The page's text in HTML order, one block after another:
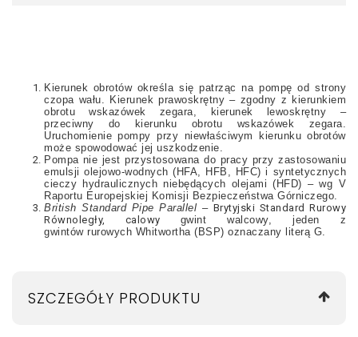
Kierunek obrotów określa się patrząc na pompę od strony
czopa wału. Kierunek prawoskrętny – zgodny z kierunkiem
obrotu wskazówek zegara, kierunek lewoskrętny –
przeciwny do kierunku obrotu wskazówek zegara.
Uruchomienie pompy przy niewłaściwym kierunku obrotów
może spowodować jej uszkodzenie.
Pompa nie jest przystosowana do pracy przy zastosowaniu
emulsji olejowo-wodnych (HFA, HFB, HFC) i syntetycznych
cieczy hydraulicznych niebędących olejami (HFD) – wg V
Raportu Europejskiej Komisji Bezpieczeństwa Górniczego.
British Standard Pipe Parallel – Brytyjski Standard Rurowy
Równoległy, calowy gwint walcowy, jeden z
gwintów rurowych Whitwortha (BSP) oznaczany literą G.
SZCZEGÓŁY PRODUKTU